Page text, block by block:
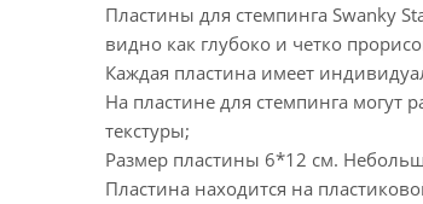
Пластины для стемпинга Swanky
видно как глубоко и четко
Каждая пластина имеет
На пластине для стемпинга могут
текстуры;
Размер пластины 6*12 см.
Пластина находится на